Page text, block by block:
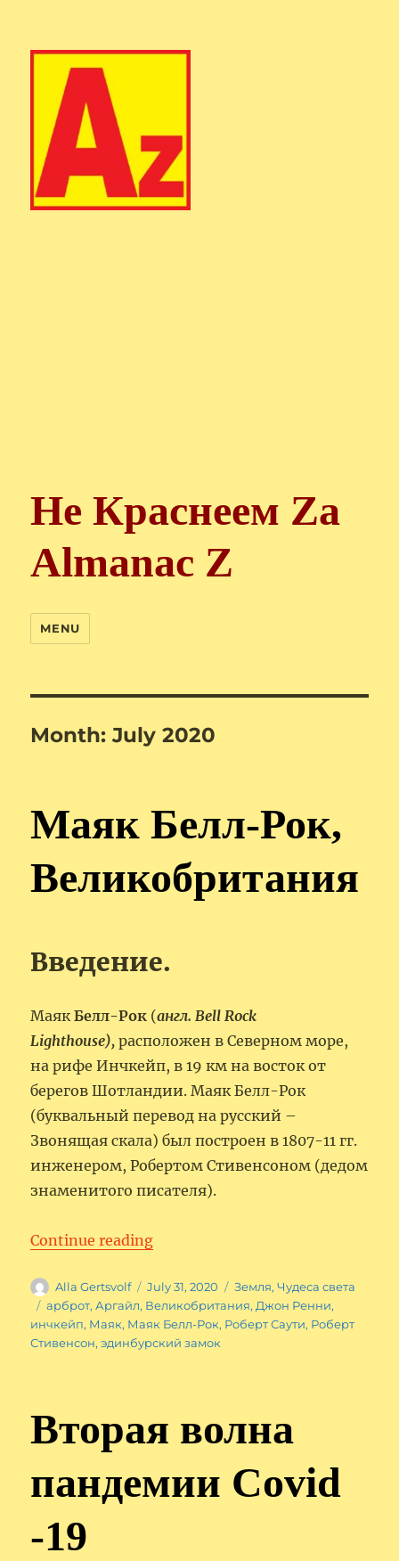
Не Краснеем Zа
Almanac Z
MENU
Month:July 2020
Маяк Белл-Рок,
Великобритания
Введение.
МаякБелл-Рок (англ. Bell Rock
Lighthouse), расположен в Северном море,
на рифе Инчкейп, в 19 км на восток от
берегов Шотландии. Маяк Белл-Рок
(буквальный перевод на русский –
Звонящая скала) был построен в 1807-11 гг.
инженером, Робертом Стивенсоном (дедом
знаменитого писателя).
Continue reading“Маяк Белл-Рок,
Author
Alla Gertsvolf
Posted
on
July 31, 2020 Categories
Земля,Чудеса света
Tags
арброт,Аргайл, Великобритания, Джон Ренни,
инчкейп, Маяк, Маяк Белл-Рок, Роберт Саути, Роберт
Стивенсон,эдинбурский замок
Вторая волна
пандемии Covid
-19